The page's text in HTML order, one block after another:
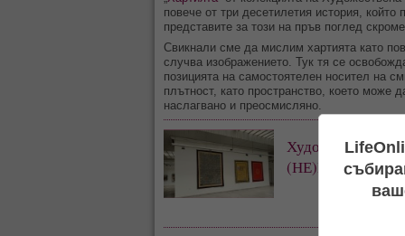
повече от три десетилетия история,
представите за този на пръв поглед
Свикнали сме да мислим хартията като
случва изображението. Тук тя се
позицията на самостоятелен носител на
плътност, като пространство, което може
наслагвано и преосмисляно.
Художествена
(НЕ)ВИДИМО